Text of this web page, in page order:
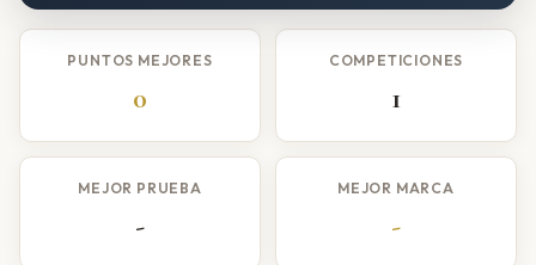
PUNTOS MEJORES
0
COMPETICIONES
1
MEJOR PRUEBA
-
MEJOR MARCA
-